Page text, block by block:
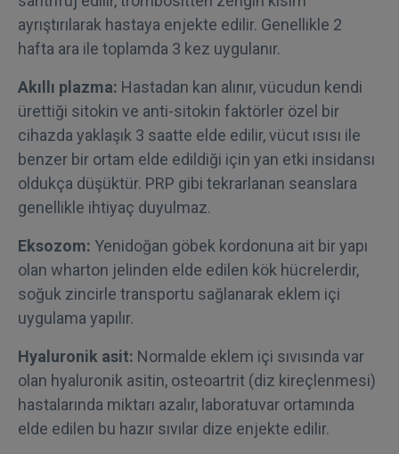
ayrıştırılarak hastaya enjekte edilir. Genellikle 2
hafta ara ile toplamda 3 kez uygulanır.
Akıllı plazma: Hastadan kan alınır, vücudun kendi
ürettiği sitokin ve anti-sitokin faktörler özel bir
cihazda yaklaşık 3 saatte elde edilir, vücut ısısı ile
benzer bir ortam elde edildiği için yan etki insidansı
oldukça düşüktür. PRP gibi tekrarlanan seanslara
genellikle ihtiyaç duyulmaz.
Eksozom: Yenidoğan göbek kordonuna ait bir yapı
olan wharton jelinden elde edilen kök hücrelerdir,
soğuk zincirle transportu sağlanarak eklem içi
uygulama yapılır.
Hyaluronik asit: Normalde eklem içi sıvısında var
olan hyaluronik asitin, osteoartrit (diz kireçlenmesi)
hastalarında miktarı azalır, laboratuvar ortamında
elde edilen bu hazır sıvılar dize enjekte edilir.